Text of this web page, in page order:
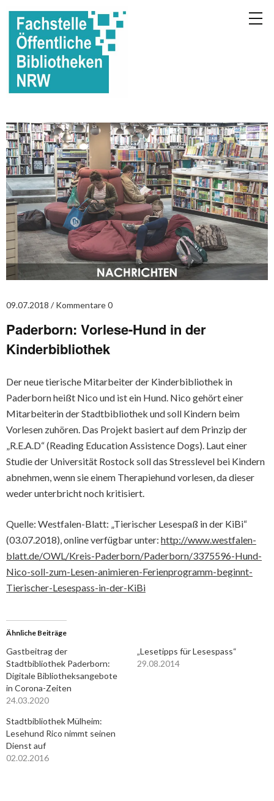
09.07.2018 Kommentare 0
Paderborn: Vorlese-Hund in der
Kinderbibliothek
Der neue tierische Mitarbeiter der Kinderbibliothek in
Paderborn heißt Nico und ist ein Hund. Nico gehört einer
Mitarbeiterin der Stadtbibliothek und soll Kindern beim
Vorlesen zuhören. Das Projekt basiert auf dem Prinzip der
„R.E.A.D“ (Reading Education Assistence Dogs). Laut einer
Studie der Universität Rostock soll das Stresslevel bei Kindern
abnehmen, wenn sie einem Therapiehund vorlesen, da dieser
weder unterbricht noch kritisiert.
Quelle: Westfalen-Blatt: „Tierischer Lesespaß in der KiBi“
(03.07.2018), online verfügbar unter: http://www.westfalen-
blatt.de/OWL/Kreis-Paderborn/Paderborn/3375596-Hund-
Nico-soll-zum-Lesen-animieren-Ferienprogramm-beginnt-
Tierischer-Lesespass-in-der-KiBi
Ähnliche Beiträge
Gastbeitrag der
Stadtbibliothek Paderborn:
Digitale Bibliotheksangebote
in Corona-Zeiten
24.03.2020
„Lesetipps für Lesespass“
29.08.2014
Stadtbibliothek Mülheim:
Lesehund Rico nimmt seinen
Dienst auf
02.02.2016